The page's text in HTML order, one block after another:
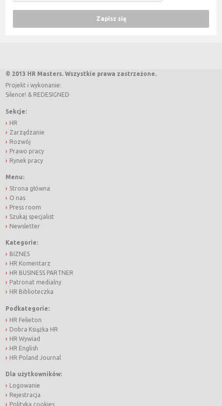
© 2013 HR Masters. Wszystkie prawa zastrzeżone.
Projekt i wykonanie:
Silence! & REDESIGNED
Sekcje:
HR
Zarządzanie
Rozwój
Prawo pracy
Rynek pracy
Menu:
Strona główna
O nas
Press room
Szukaj specjalist
Newsletter
Kategorie:
BIZNES
HR Komentarz
HR BUSINESS PARTNER
Patronat medialny
HR Biblioteczka
Podkategorie:
HR Felieton
Dobra Książka HR
HR Wywiad
HR English
HR Poland Journal
Dla użytkowników:
Logowanie
Rejestracja
Polityka cookies